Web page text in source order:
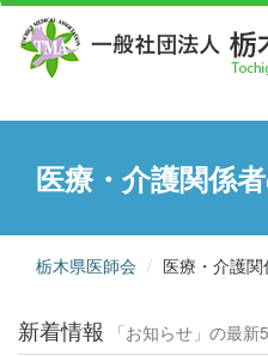
医療・介護関係
栃木県医師会 医療・介護
新着情報 「お知らせ」の最新